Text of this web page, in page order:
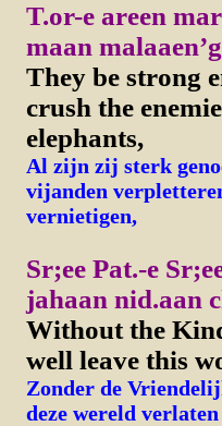
T.or-e areen
maan
They be strong
crush the
elephants,
Al zijn zij sterk
vijanden
vernietigen,
Sr;ee Pat.-e
jahaan nid.aan
Without the
well leave this
Zonder de
deze wereld verlaten